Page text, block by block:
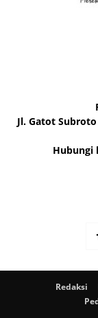
Jl. Gatot
Hubungi
Redaksi